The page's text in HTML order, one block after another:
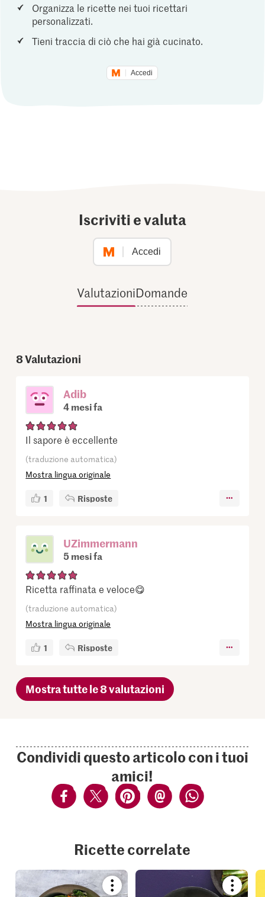
Organizza le ricette nei tuoi ricettari
personalizzati.
Tieni traccia di ciò che hai già cucinato.
Accedi
Iscriviti e valuta
Accedi
ValutazioniDomande
8Valutazioni
Adib
4 mesi fa
Il sapore è eccellente
(traduzione automatica)
Mostra lingua originale
1 Risposte
UZimmermann
5 mesi fa
Ricetta raffinata e veloce😋
(traduzione automatica)
Mostra lingua originale
1 Risposte
Mostra tutte le 8 valutazioni
Condividi questo articolo con i tuoi
amici!
Ricette correlate
Bookmark